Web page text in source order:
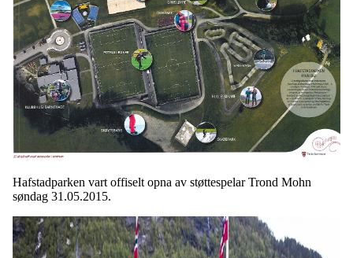
Hafstadparken vart offiselt opna av støttespelar Trond Mohn
søndag 31.05.2015.